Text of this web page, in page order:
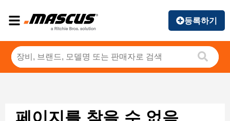
등록하기